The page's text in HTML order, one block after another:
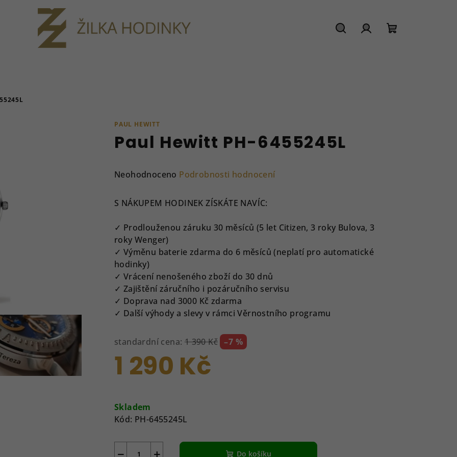
PAUL HEWITT
Paul Hewitt PH-6455245L
Průměrné
produktu
0,0
5
hvězdiček.
Neohodnoceno Podrobnosti hodnocení
S NÁKUPEM HODINEK ZÍSKÁTE NAVÍC:
✓ Prodlouženou záruku 30 měsíců (5 let Citizen, 3 roky Bulova, 3
roky Wenger)
✓ Výměnu baterie zdarma do 6 měsíců (neplatí pro automatické
hodinky)
✓ Vrácení nenošeného zboží do 30 dnů
✓ Zajištění záručního i pozáručního servisu
✓ Doprava nad 3000 Kč zdarma
✓ Další výhody a slevy v rámci Věrnostního programu
standardní cena: 1 390 Kč –7 %
1 290 Kč
cena:
Skladem
Kód: PH-6455245L
Do košíku